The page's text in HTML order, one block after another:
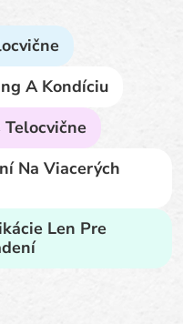
A Kondíciu
Na Viacerých
Len Pre